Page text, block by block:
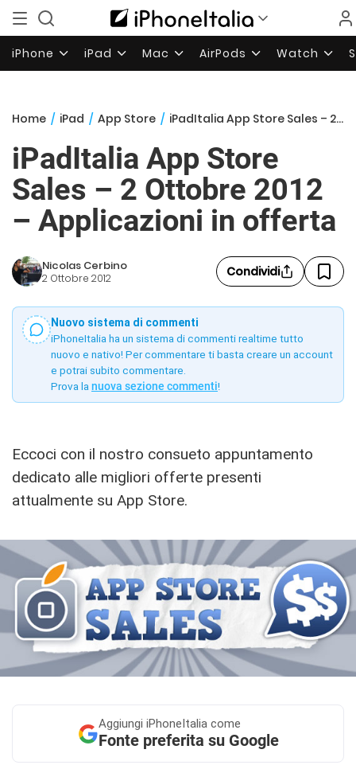
iPhone iPad Mac AirPods Watch
Home / iPad / App Store / iPadItalia App Store Sales – 2 Ottobre 2012 – Applicazioni in offerta
iPadItalia App Store
Sales – 2 Ottobre 2012
– Applicazioni in offerta
Nicolas Cerbino
2 Ottobre 2012 Condividi
Nuovo sistema di commenti
iPhoneItalia ha un sistema di commenti realtime tutto
nuovo e nativo! Per commentare ti basta creare un account
e potrai subito commentare.
Prova la nuova sezione commenti!
Eccoci con il nostro consueto appuntamento
dedicato alle migliori offerte presenti
attualmente su App Store.
Aggiungi iPhoneItalia come
Fonte preferita su Google